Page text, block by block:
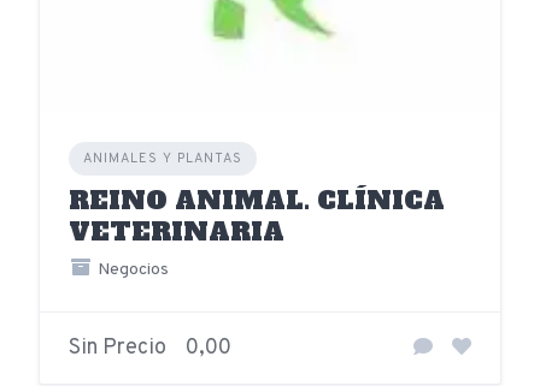
ANIMALES Y PLANTAS
REINO ANIMAL. CLÍNICA
VETERINARIA
Negocios
Sin Precio 0,00